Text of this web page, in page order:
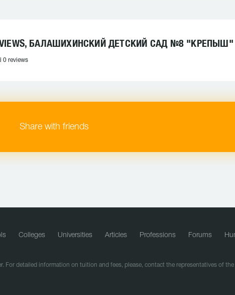
БАЛАШИХИНСКИЙ ДЕТСКИЙ САД №8 "КРЕПЫШ"
0 reviews
Share with friends
Colleges Universities Articles Professions Forums
For detailed information on tuition and fees, please, contact the representatives of